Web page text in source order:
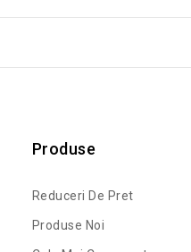
Produse
Reduceri De Pret
Produse Noi